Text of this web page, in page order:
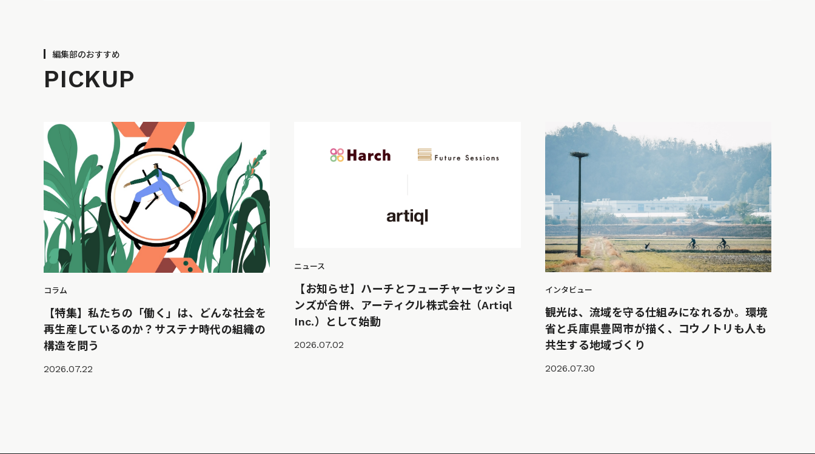
編集部のおすすめ
PICKUP
コラム
【特集】私たちの「働く」は、どんな社会を
再生産しているのか？サステナ時代の組織の
構造を問う
2026.07.22
ニュース
【お知らせ】ハーチとフューチャーセッショ
ンズが合併、アーティクル株式会社（Artiql
Inc.）として始動
2026.07.02
インタビュー
観光は、流域を守る仕組みになれるか。環境
省と兵庫県豊岡市が描く、コウノトリも人も
共生する地域づくり
2026.07.30